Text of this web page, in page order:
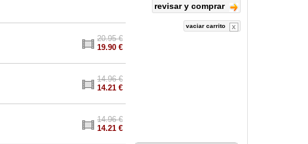
20.95 €
19.90 €
14.96 €
14.21 €
14.96 €
14.21 €
revisar y comprar
vaciar carrito